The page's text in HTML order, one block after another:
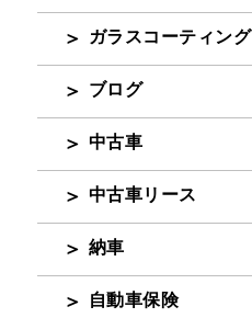
ガラスコーティング
ブログ
中古車
中古車リース
納車
自動車保険